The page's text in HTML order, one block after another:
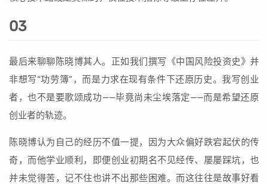
03
最后来聊聊陈晓博其人。正如我们撰写《中国风险投资史》并
非想写“功劳簿”，而是力求在现有条件下还原历史。我写创业
者，也不是要歌颂成功——毕竟尚未尘埃落定——而是希望还原
创业者的轨迹。
陈晓博认为自己的经历不值一提，因为大众偏好跌宕起伏的传
奇，而他学业顺利，即便创业初期名不见经传、屡屡踩坑，也
并未觉得苦，记不住也讲不出那些困难。而这往往是故事好看